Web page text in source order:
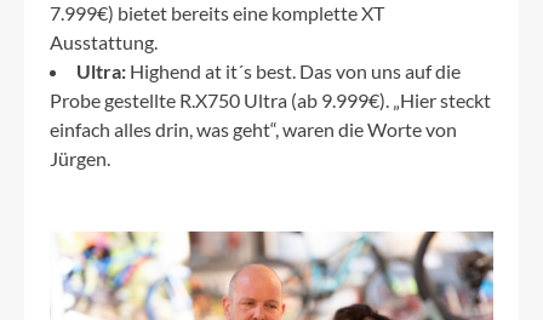
7.999€) bietet bereits eine komplette XT
Ausstattung.
Ultra: Highend at it´s best. Das von uns auf die
Probe gestellte R.X750 Ultra (ab 9.999€). „Hier steckt
einfach alles drin, was geht“, waren die Worte von
Jürgen.